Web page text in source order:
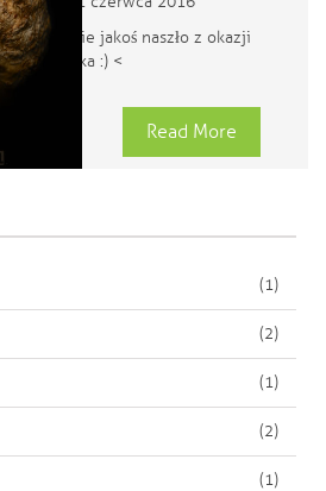
... a tak mnie jakoś naszło z okazji
dnia dziecka :) <
Read More
(1)
(2)
(1)
(2)
(1)